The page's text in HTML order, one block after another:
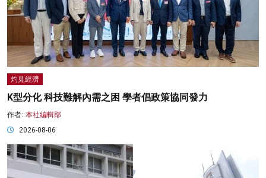
灼見經濟
K型分化 科技難解內需之困 學者倡政策協同發力
作者: 本社編輯部
2026-08-06